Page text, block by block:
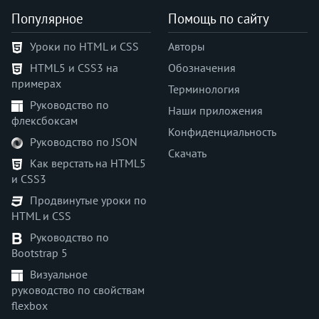
page-break-after
page-break-before
page-break-inside
perspective
perspective-origin
place-content
place-items
place-self
pointer-events
position
quotes
resize
right
row-gap
scroll-behavior
scrollbar-color
Популярное
Уроки по HTML и CSS
HTML5 и CSS3 на
примерах
Руководство по
флексбоксам
Руководство по JSON
Как верстать на HTML5
и CSS3
Продвинутые уроки по
HTML и CSS
Руководство по
Bootstrap 5
Визуальное
руководство по свойствам
flexbox
Помощь по сайту
Авторы
Обозначения
Терминология
Наши приложения
Конфиденциальность
Скачать